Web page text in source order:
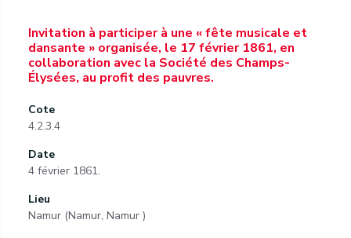
Invitation à participer à une « fête musicale et
dansante » organisée, le 17 février 1861, en
collaboration avec la Société des Champs-
Élysées, au profit des pauvres.
Cote
4.2.3.4
Date
4 février 1861.
Lieu
Namur (Namur, Namur )